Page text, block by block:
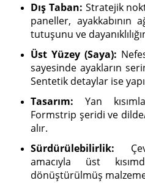
Dış Taban: Stratejik
paneller, ayakkabının
tutuşunu ve
Üst Yüzey (Saya):
sayesinde ayakların
Sentetik detaylar ise
Tasarım: Yan
Formstrip şeridi ve
alır.
Sürdürülebilirlik:
amacıyla üst
dönüştürülmüş malzeme